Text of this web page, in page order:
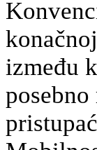
između